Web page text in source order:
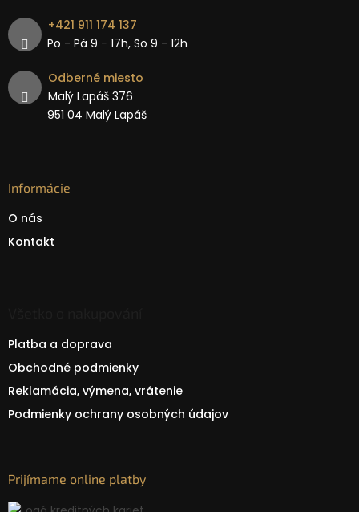
+421 911 174 137
Po - Pá 9 − 17h, So 9 - 12h
Odberné miesto
Malý Lapáš 376
951 04 Malý Lapáš
Informácie
O nás
Kontakt
Platba a doprava
Obchodné podmienky
Reklamácia, výmena, vrátenie
Podmienky ochrany osobných údajov
Prijímame online platby